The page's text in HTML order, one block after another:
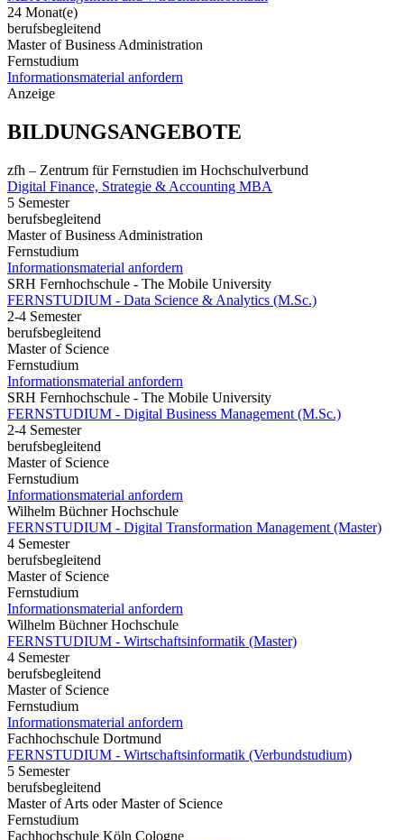
24 Monat(e)
berufsbegleitend
Master of Business Administration
Fernstudium
Informationsmaterial anfordern
Anzeige
BILDUNGSANGEBOTE
zfh – Zentrum für Fernstudien im Hochschulverbund
Digital Finance, Strategie & Accounting MBA
5 Semester
berufsbegleitend
Master of Business Administration
Fernstudium
Informationsmaterial anfordern
SRH Fernhochschule - The Mobile University
FERNSTUDIUM - Data Science & Analytics (M.Sc.)
2-4 Semester
berufsbegleitend
Master of Science
Fernstudium
Informationsmaterial anfordern
SRH Fernhochschule - The Mobile University
FERNSTUDIUM - Digital Business Management (M.Sc.)
2-4 Semester
berufsbegleitend
Master of Science
Fernstudium
Informationsmaterial anfordern
Wilhelm Büchner Hochschule
FERNSTUDIUM - Digital Transformation Management (Master)
4 Semester
berufsbegleitend
Master of Science
Fernstudium
Informationsmaterial anfordern
Wilhelm Büchner Hochschule
FERNSTUDIUM - Wirtschaftsinformatik (Master)
4 Semester
berufsbegleitend
Master of Science
Fernstudium
Informationsmaterial anfordern
Fachhochschule Dortmund
FERNSTUDIUM - Wirtschaftsinformatik (Verbundstudium)
5 Semester
berufsbegleitend
Master of Arts oder Master of Science
Fernstudium
Fachhochschule Köln Cologne